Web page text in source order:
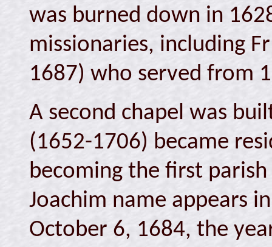
was burned down in
missionaries, including
1687) who served from
A second chapel was
(1652-1706) became
becoming the first
Joachim name appears
October 6, 1684, the